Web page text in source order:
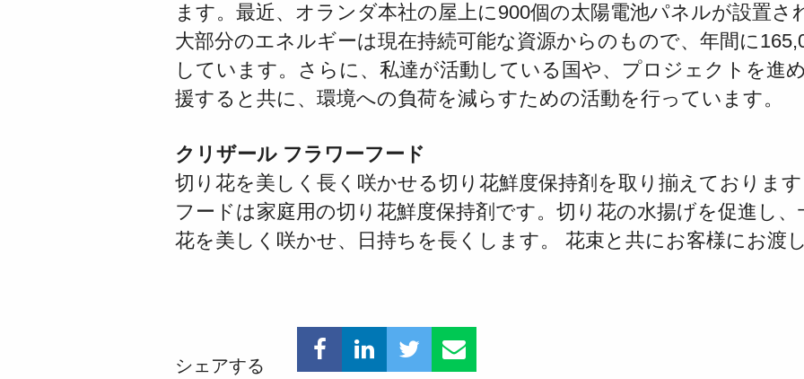
ます。最近、オランダ本社の屋上に900個の太陽電池パネルが設置
大部分のエネルギーは現在持続可能な資源からのもので、年間に
しています。
さらに、私達が活動している 国や、プロジェクトを進
援すると共に、環境への負荷を減らすための活動を行っています。
クリザール フラワーフード
切り花を美しく長く咲かせる切り花鮮度保持剤を取り揃えておりま
フードは家庭用の切り花鮮度保持剤です。切り花の水揚げを促進し
花を美しく咲かせ、日持ちを長くします。
花束と共にお客様にお渡
シェアする